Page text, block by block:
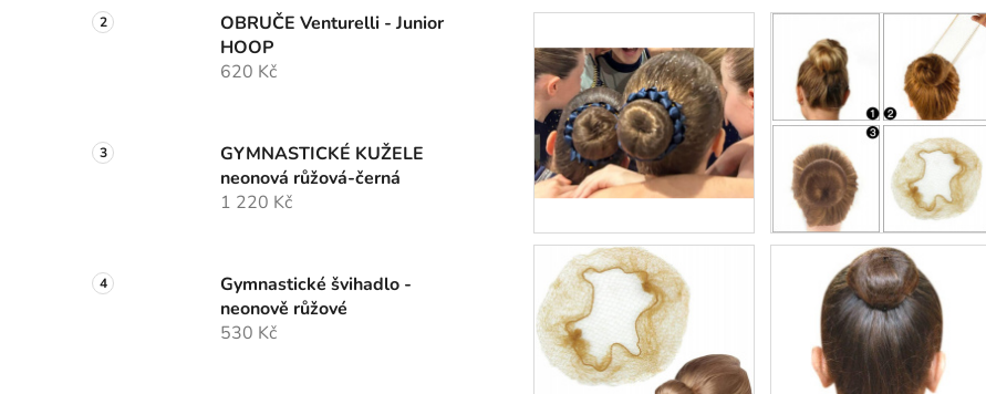
OBRUČE Venturelli - Junior
HOOP
620 Kč
GYMNASTICKÉ KUŽELE
neonová růžová-černá
1 220 Kč
Gymnastické švihadlo -
neonově růžové
530 Kč